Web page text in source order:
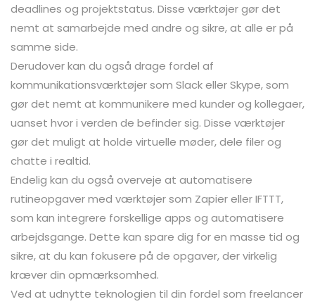
deadlines og projektstatus. Disse værktøjer gør det
nemt at samarbejde med andre og sikre, at alle er på
samme side.
Derudover kan du også drage fordel af
kommunikationsværktøjer som Slack eller Skype, som
gør det nemt at kommunikere med kunder og kollegaer,
uanset hvor i verden de befinder sig. Disse værktøjer
gør det muligt at holde virtuelle møder, dele filer og
chatte i realtid.
Endelig kan du også overveje at automatisere
rutineopgaver med værktøjer som Zapier eller IFTTT,
som kan integrere forskellige apps og automatisere
arbejdsgange. Dette kan spare dig for en masse tid og
sikre, at du kan fokusere på de opgaver, der virkelig
kræver din opmærksomhed.
Ved at udnytte teknologien til din fordel som freelancer